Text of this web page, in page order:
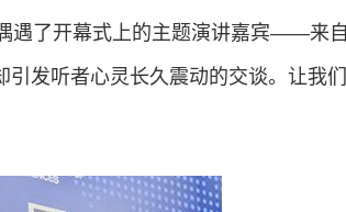
遇了开幕式上的主题演讲嘉宾——来
引发听者心灵长久震动的交谈。让我